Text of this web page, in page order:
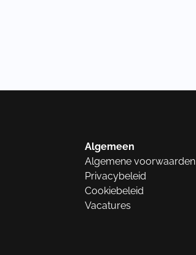
Algemeen
Algemene voorwaarden
Privacybeleid
Cookiebeleid
Vacatures